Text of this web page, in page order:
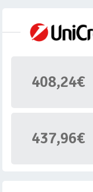
408,24€
437,96€